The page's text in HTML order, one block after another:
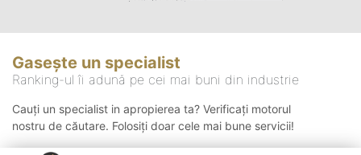
Gasește un specialist
Ranking-ul îi adună pe cei mai buni din industrie
Cauți un specialist in apropierea ta? Verificați motorul
nostru de căutare. Folosiți doar cele mai bune servicii!